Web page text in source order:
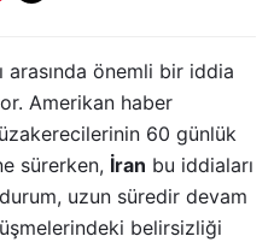
arasında önemli bir iddia
Amerikan haber
60 günlük
sürerken, İran bu iddiaları
uzun süredir devam
belirsizliği